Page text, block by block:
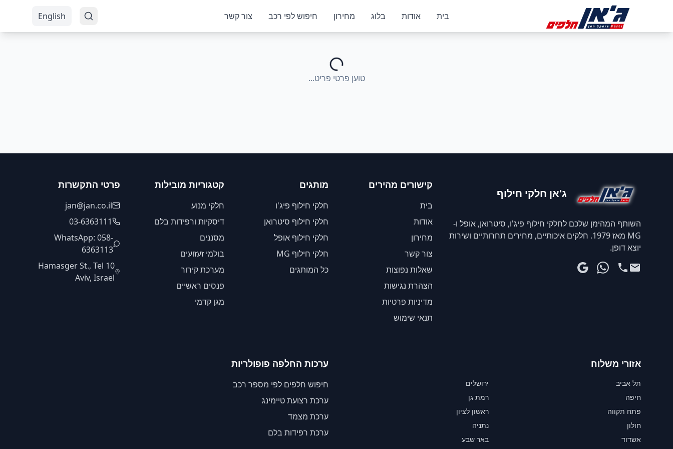
בית
אודות בלוג מחירון חיפוש לפי רכב צור קשר English
טוען פרטי פריט...
ג'אן חלקי חילוף
השותף המהימן שלכם לחלקי חילוף פיג'ו, סיטרואן, אופל ו-
MG מאז 1979. חלקים איכותיים, מחירים תחרותיים ושירות
יוצא דופן.
קישורים מהירים
בית
אודות
מחירון
צור קשר
שאלות נפוצות
הצהרת נגישות
מדיניות פרטיות
תנאי שימוש
מותגים
חלקי חילוף פיג'ו
חלקי חילוף סיטרואן
חלקי חילוף אופל
חלקי חילוף MG
כל המותגים
קטגוריות מובילות
חלקי מנוע
דיסקיות ורפידות בלם
מסננים
בולמי זעזועים
מערכת קירור
פנסים ראשיים
מגן קדמי
פרטי התקשרות
jan@jan.co.il
03-6363111
WhatsApp: 058-
6363113
10 Hamasger St., Tel
Aviv, Israel
אזורי משלוח
תל אביב
ירושלים
חיפה
רמת גן
פתח תקווה
ראשון לציון
חולון
נתניה
אשדוד
באר שבע
ערכות החלפה פופולריות
חיפוש חלפים לפי מספר רכב
ערכת רצועת טיימינג
ערכת מצמד
ערכת רפידות בלם